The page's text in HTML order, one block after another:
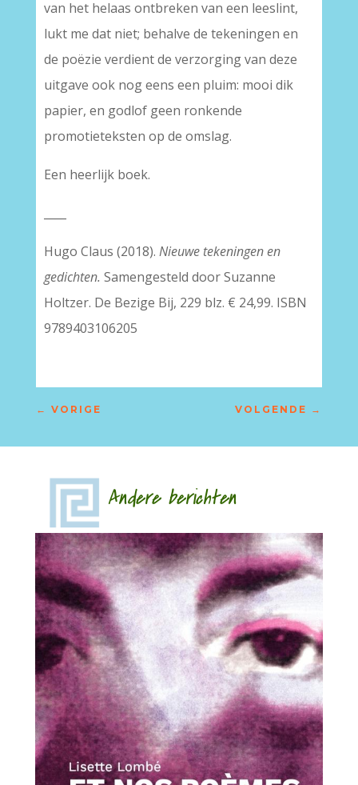
van het helaas ontbreken van een leeslint,
lukt me dat niet; behalve de tekeningen en
de poëzie verdient de verzorging van deze
uitgave ook nog eens een pluim: mooi dik
papier, en godlof geen ronkende
promotieteksten op de omslag.
Een heerlijk boek.
Hugo Claus (2018). Nieuwe tekeningen en
gedichten. Samengesteld door Suzanne
Holtzer. De Bezige Bij, 229 blz. € 24,99. ISBN
9789403106205
← VORIGE VOLGENDE →
Andere berichten